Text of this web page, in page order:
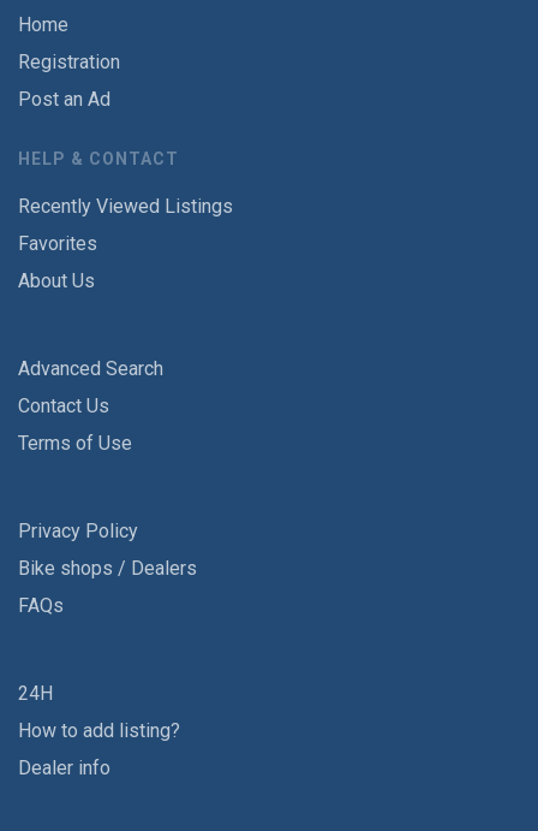
Home
Registration
Post an Ad
HELP & CONTACT
Recently Viewed Listings
Favorites
About Us
Advanced Search
Contact Us
Terms of Use
Privacy Policy
Bike shops / Dealers
FAQs
24H
How to add listing?
Dealer info